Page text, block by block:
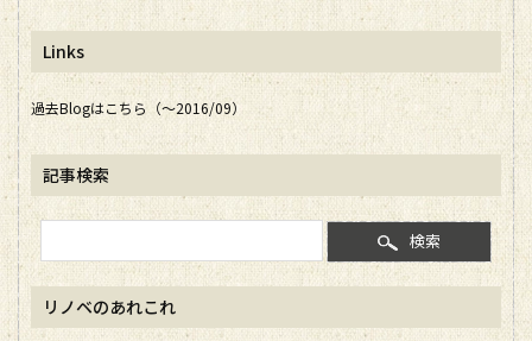
Links
過去Blogはこちら（～2016/09）
記事検索
検索
リノベのあれこれ